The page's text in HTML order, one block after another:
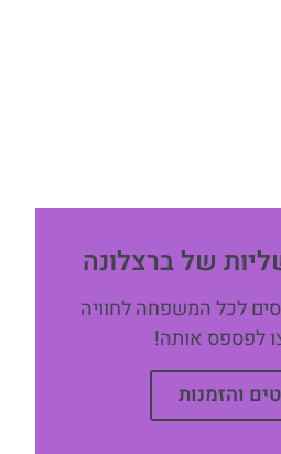
של ברצלונה
לכל המשפחה לחוויה
לפספס אותה!
והזמנות